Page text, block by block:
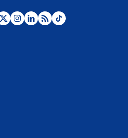
Las seis de las 6 con Juan Lozano |